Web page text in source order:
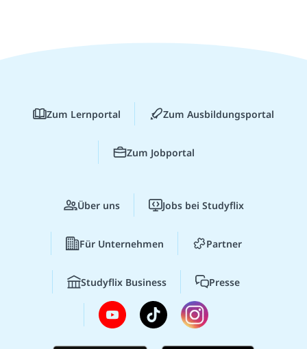
Zum Lernportal Zum Ausbildungsportal
Zum Jobportal
Über uns Jobs bei Studyflix
Für Unternehmen Partner
Studyflix Business Presse